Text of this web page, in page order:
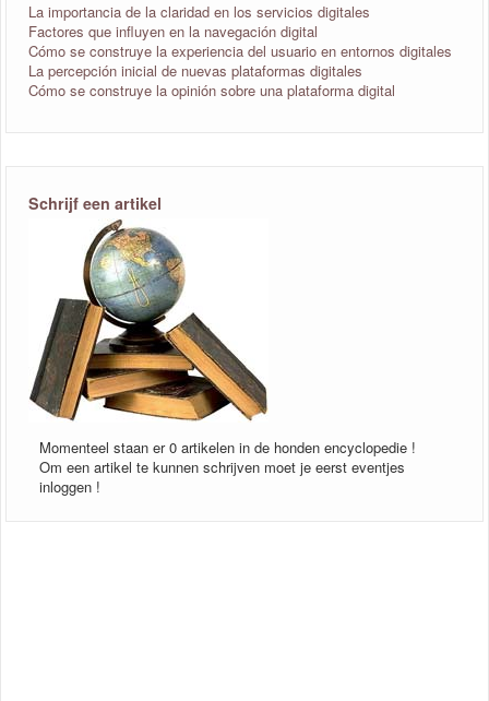
La importancia de la claridad en los servicios digitales
Factores que influyen en la navegación digital
Cómo se construye la experiencia del usuario en entornos digitales
La percepción inicial de nuevas plataformas digitales
Cómo se construye la opinión sobre una plataforma digital
Schrijf een artikel
Momenteel staan er 0 artikelen in de honden encyclopedie !
Om een artikel te kunnen schrijven moet je eerst eventjes
inloggen !